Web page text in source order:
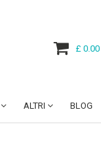
£ 0.00
ALTRI BLOG